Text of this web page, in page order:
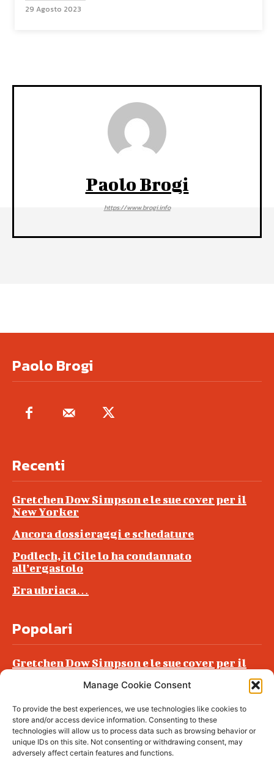
Manage Cookie Consent
To provide the best experiences, we use technologies like cookies to
store and/or access device information. Consenting to these
technologies will allow us to process data such as browsing behavior or
unique IDs on this site. Not consenting or withdrawing consent, may
adversely affect certain features and functions.
29 Agosto 2023
Paolo Brogi
https://www.brogi.info
Paolo Brogi
Recenti
Gretchen Dow Simpson e le sue cover per il
New Yorker
Ancora dossieraggi e schedature
Podlech, il Cile lo ha condannato
all’ergastolo
Era ubriaca…
Popolari
Gretchen Dow Simpson e le sue cover per il
Podlech, il Cile lo ha condannato
all’ergastolo
Era ubriaca…